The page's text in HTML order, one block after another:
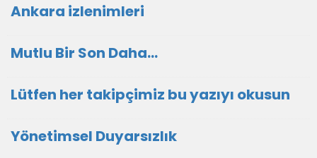
Ankara izlenimleri
Mutlu Bir Son Daha…
Lütfen her takipçimiz bu yazıyı okusun
Yönetimsel Duyarsızlık